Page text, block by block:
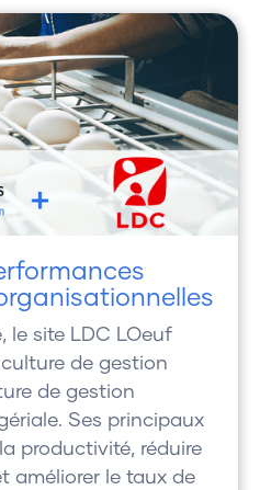
le site LDC LOeuf
de gestion
de gestion
Ses principaux
productivité, réduire
améliorer le taux de